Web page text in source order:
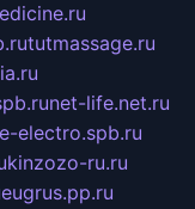
tutmassage.ru
net-life.net.ru
electro.spb.ru
kinzozo-ru.ru
eugrus.pp.ru